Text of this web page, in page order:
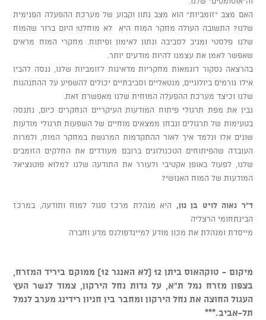
האם מצב "זומביות" הוא מצב נתון וקבוע של מערכת ההפעלה הפנימית
שלנו? התשובה העולה מחקר המוח היא לא מוחלט! היום ברור שהמוח
שלנו פלסטי ומגיב לסביבה ונתון לאימון ופיתוח. מחקרי המוח מראים
שאפשר לאמן את עצמנו להיות מודעים יותר.
בהרצאה נסקור דוגמאות מחקריות מדאיגות לזומביות שלנו, ננסה להבין
אילו גורמים ביולוגיים, מנטאליים וסביבתיים יכולים להשפיע על ההתנהגות
שלנו וכיצד מערכת ההפעלה המוחית שלנו מאפשרת זאת.
נבין את מפת תרגולי פיתוח המודעות העיקריים הנחקרים כיום, נתנסה
בטעימות של תרגולים ונבחן ממצאים מוחיים של השפעות תרגולי מודעות
שונים אלו ונלמד איך לאור ההתקדמות המרגשת במחקר המוח, ולמרות
העובדה שהפיתוחים הטכנולוגים ברובם מעודדים את החלקים הזומבים
שלנו, לפעול באופן אקטיבי ולעורר את התודעה שלנו למלוא פוטנציאל
המודעות של המוח האנושי?
ד"ר נאוה לויט בן נון, היא מנהלת מרכז סגול למוח ותודעה, במרכז
הבינתחומי הרצליה
מייסדת ומנהלת את מכון מודע למיינדפולנס מדע וחברה
מיקום - טוקהאוס ביתן 12 (לא האנגר 12) ממוקם ביריד המזרח,
בצפון מזרח נמל ת"א, על גדות נחל הירקון, צמוד לגשר העץ
העגול החוצה את נחל הירקון ומחבר בין חניון רידינג מערב לנמל
תל-אביב.***